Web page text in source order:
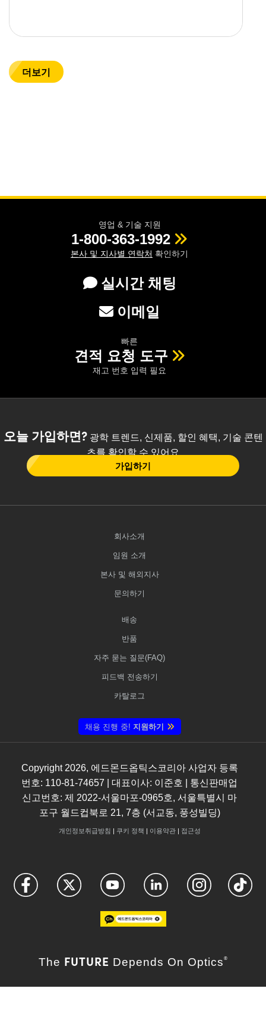
더보기
영업 & 기술 지원
1-800-363-1992
본사 및 지사별 연락처 확인하기
실시간 채팅
이메일
빠른
견적 요청 도구
재고 번호 입력 필요
오늘 가입하면?광학 트렌드, 신제품, 할인 혜택, 기술 콘텐
츠를 확인할 수 있어요
가입하기
회사소개
임원 소개
본사 및 해외지사
문의하기
배송
반품
자주 묻는 질문(FAQ)
피드백 전송하기
카탈로그
채용 진행 중! 지원하기
Copyright 2026, 에드몬드옵틱스코리아 사업자 등록
번호: 110-81-74657 | 대표이사: 이준호 | 통신판매업
신고번호: 제 2022-서울마포-0965호, 서울특별시 마
포구 월드컵북로 21, 7층 (서교동, 풍성빌딩)
개인정보취급방침 | 쿠키 정책 | 이용약관| 접근성
The FUTURE Depends On Optics ®